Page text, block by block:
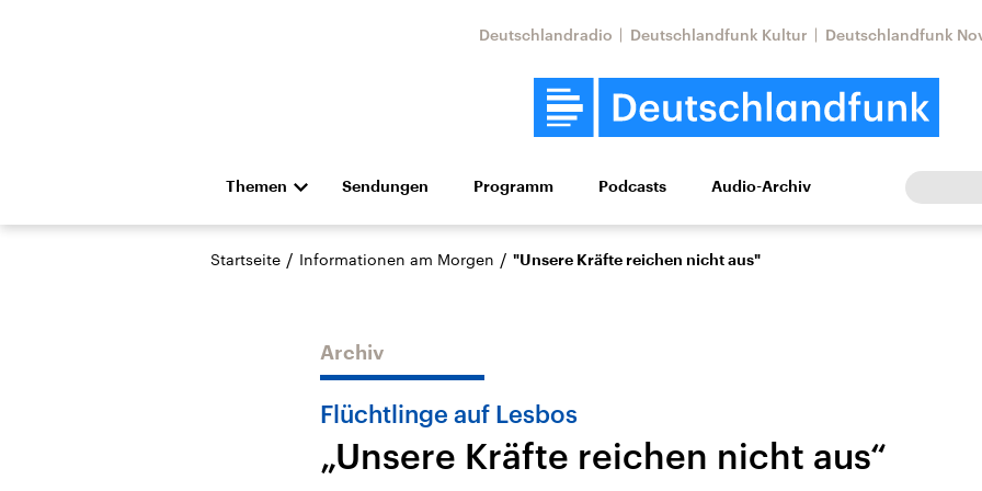
Deutschlandradio Deutschlandfunk Kultur Deutschlandfunk
Themen
Die Nachrichten Politik Wirtschaft Wissen Kultur Europa
Hörspiel und Feature Musik
Landtagswahl Sachsen-
Anhalt 2026
USA
Nahostkonflikt
Iran
Sendungen Programm Podcasts Audio-Archiv
Startseite / Informationen am Morgen / "Unsere Kräfte reichen nicht aus"
Archiv
Flüchtlinge auf Lesbos
„Unsere Kräfte reichen nicht aus“